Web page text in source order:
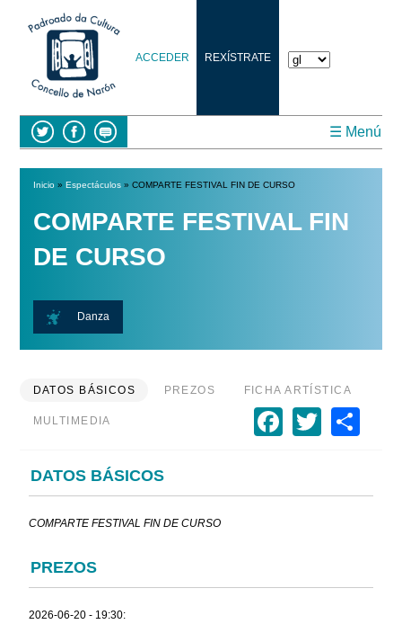
ACCEDER REXÍSTRATE
☰ Menú
Vostede está aquí
Inicio» Espectáculos» COMPARTE FESTIVAL FIN DE CURSO
COMPARTE FESTIVAL FIN
DE CURSO
Danza
DATOS BÁSICOS PREZOS FICHA ARTÍSTICA
MULTIMEDIA
DATOS BÁSICOS
COMPARTE FESTIVAL FIN DE CURSO
PREZOS
2026-06-20 - 19:30: